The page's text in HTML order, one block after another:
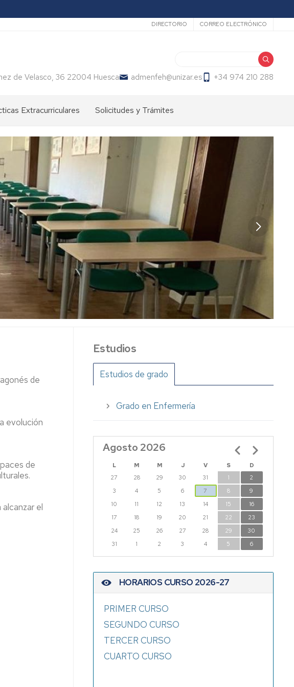
Secundario
DIRECTORIO CORREO ELECTRÓNICO
de Velasco, 36 22004 Huesca admenfeh@unizar.es +34 974 210 288
Extracurriculares Solicitudes y Trámites
de
evolución
de
el
Estudios
Estudios de grado
Grado en Enfermería
Agosto 2026
L M M J V S
D
27
28 29 30 31 1
2
3
4 5 6 7 8
9
10
11 12 13 14 15
16
17
18 19 20 21 22
23
24
25 26 27 28 29
30
31
1 2 3 4 5 6
Paginación
HORARIOS CURSO 2026-27
PRIMER CURSO
SEGUNDO CURSO
TERCER CURSO
CUARTO CURSO